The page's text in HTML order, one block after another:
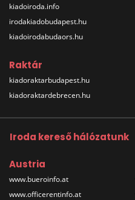
kiadoiroda.info
irodakiadobudapest.hu
kiadoirodabudaors.hu
Raktár
kiadoraktarbudapest.hu
kiadoraktardebrecen.hu
Iroda kereső hálózatunk
Austria
www.bueroinfo.at
www.officerentinfo.at